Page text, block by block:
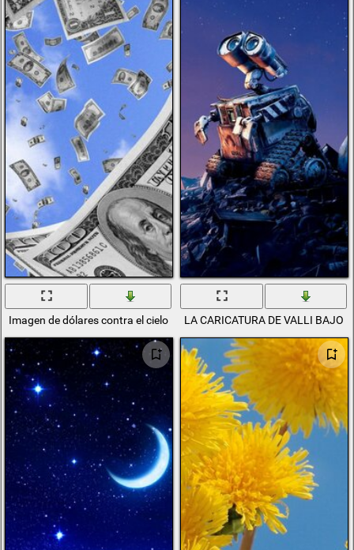
Imagen de dólares contra el cielo LA CARICATURA DE VALLI BAJO